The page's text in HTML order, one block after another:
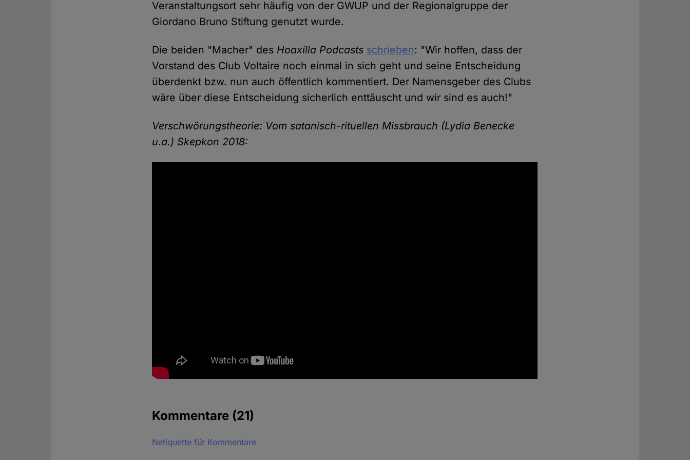
Veranstaltungsort sehr häufig von der GWUP und der Regionalgruppe der
Giordano Bruno Stiftung genutzt wurde.
Die beiden "Macher" des Hoaxilla Podcasts schrieben: "Wir hoffen, dass der
Vorstand des Club Voltaire noch einmal in sich geht und seine Entscheidung
überdenkt bzw. nun auch öffentlich kommentiert. Der Namensgeber des Clubs
wäre über diese Entscheidung sicherlich enttäuscht und wir sind es auch!"
Verschwörungstheorie: Vom satanisch-rituellen Missbrauch (Lydia Benecke
u.a.) Skepkon 2018:
Kommentare (21)
Netiquette für Kommentare